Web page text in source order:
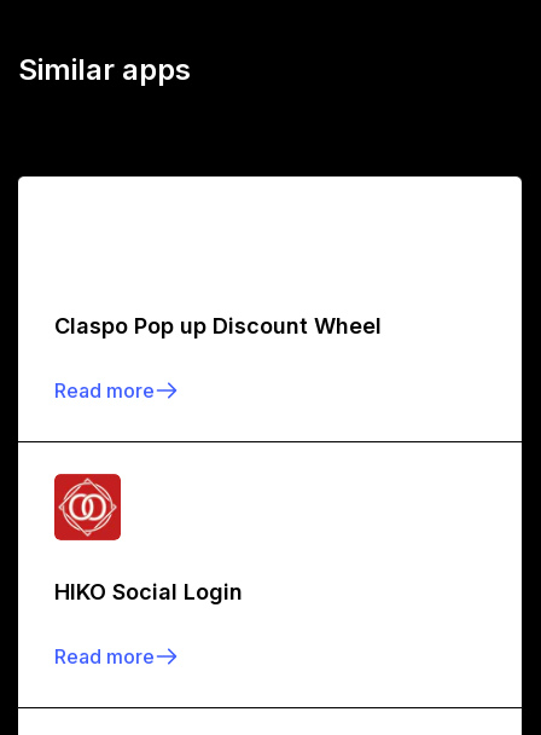
Similar apps
Claspo Pop up Discount Wheel
Read more
HIKO Social Login
Read more